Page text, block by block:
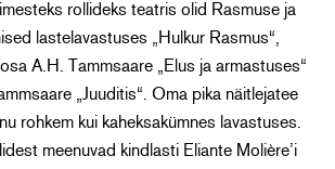
rollideks teatris olid Rasmuse ja
lastelavastuses „Hulkur Rasmus“,
A.H. Tammsaare „Elus ja armastuses“
„Juuditis“. Oma pika näitlejatee
rohkem kui kaheksakümnes lavastuses.
meenuvad kindlasti Eliante Molière’i